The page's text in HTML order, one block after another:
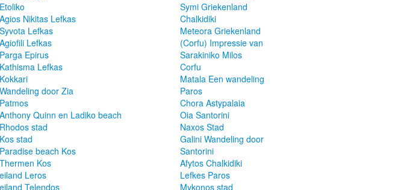
Etoliko
Agios Nikitas Lefkas
Syvota Lefkas
Agiofili Lefkas
Parga Epirus
Kathisma Lefkas
Kokkari
Wandeling door Zia
Patmos
Anthony Quinn en Ladiko beach
Rhodos stad
Kos stad
Paradise beach Kos
Thermen Kos
eiland Leros
eiland Telendos
Symi Griekenland
Chalkidiki
Meteora Griekenland
(Corfu) Impressie van
Sarakiniko Milos
Corfu
Matala Een wandeling
Paros
Chora Astypalaia
Oia Santorini
Naxos Stad
Galini Wandeling door
Santorini
Afytos Chalkidiki
Lefkes Paros
Mykonos stad